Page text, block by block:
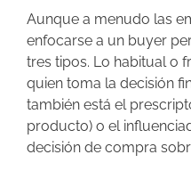
Aunque a menudo las
enfocarse a un buyer
tres tipos. Lo habitual o
quien toma la decisión
también está el
producto) o el
decisión de compra